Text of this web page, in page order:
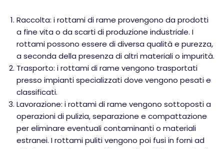
Raccolta: i rottami di rame provengono da prodotti
a fine vita o da scarti di produzione industriale. I
rottami possono essere di diversa qualità e purezza,
a seconda della presenza di altri materiali o impurità.
Trasporto: i rottami di rame vengono trasportati
presso impianti specializzati dove vengono pesati e
classificati.
Lavorazione: i rottami di rame vengono sottoposti a
operazioni di pulizia, separazione e compattazione
per eliminare eventuali contaminanti o materiali
estranei. I rottami puliti vengono poi fusi in forni ad